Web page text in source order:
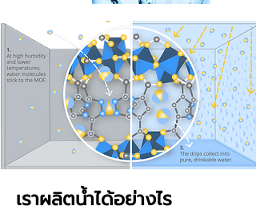
เราผลิตน้ำได้อย่างไร